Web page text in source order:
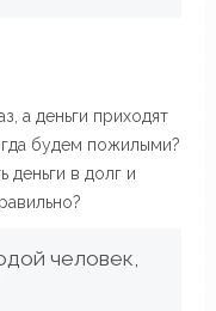
а деньги приходят
будем пожилыми?
деньги в долг и
человек,